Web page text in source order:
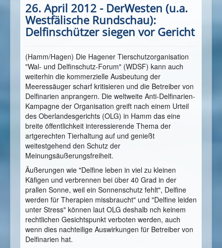
26. April 2012 - DerWesten (u.a.
Westfälische Rundschau):
Delfinschützer siegen vor Gericht
(Hamm/Hagen) Die Hagener Tierschutzorganisation
"Wal- und Delfinschutz-Forum" (WDSF) kann auch
weiterhin die kommerzielle Ausbeutung der
Meeressäuger scharf kritisieren und die Betreiber von
Delfinarien anprangern. Die weltweite Anti-Delfinarien-
Kampagne der Organisation greift nach einem Urteil
des Oberlandesgerichts (OLG) in Hamm das eine
breite öffentlichkeit interessierende Thema der
artgerechten Tierhaltung auf und genießt
weitestgehend den Schutz der
Meinungsäußerungsfreiheit.
Äußerungen wie "Delfine leben in viel zu kleinen
Käfigen und verbrennen bei über 40 Grad in der
prallen Sonne, weil ein Sonnenschutz fehlt", Delfine
werden für Therapien missbraucht" und "Delfine leiden
unter Stress" können laut OLG deshalb nch keinem
rechtlichen Gesichtspunkt verboten werden, auch
wenn dies nachteilige Auswirkungen für Betreiber von
Delfinarien hat.